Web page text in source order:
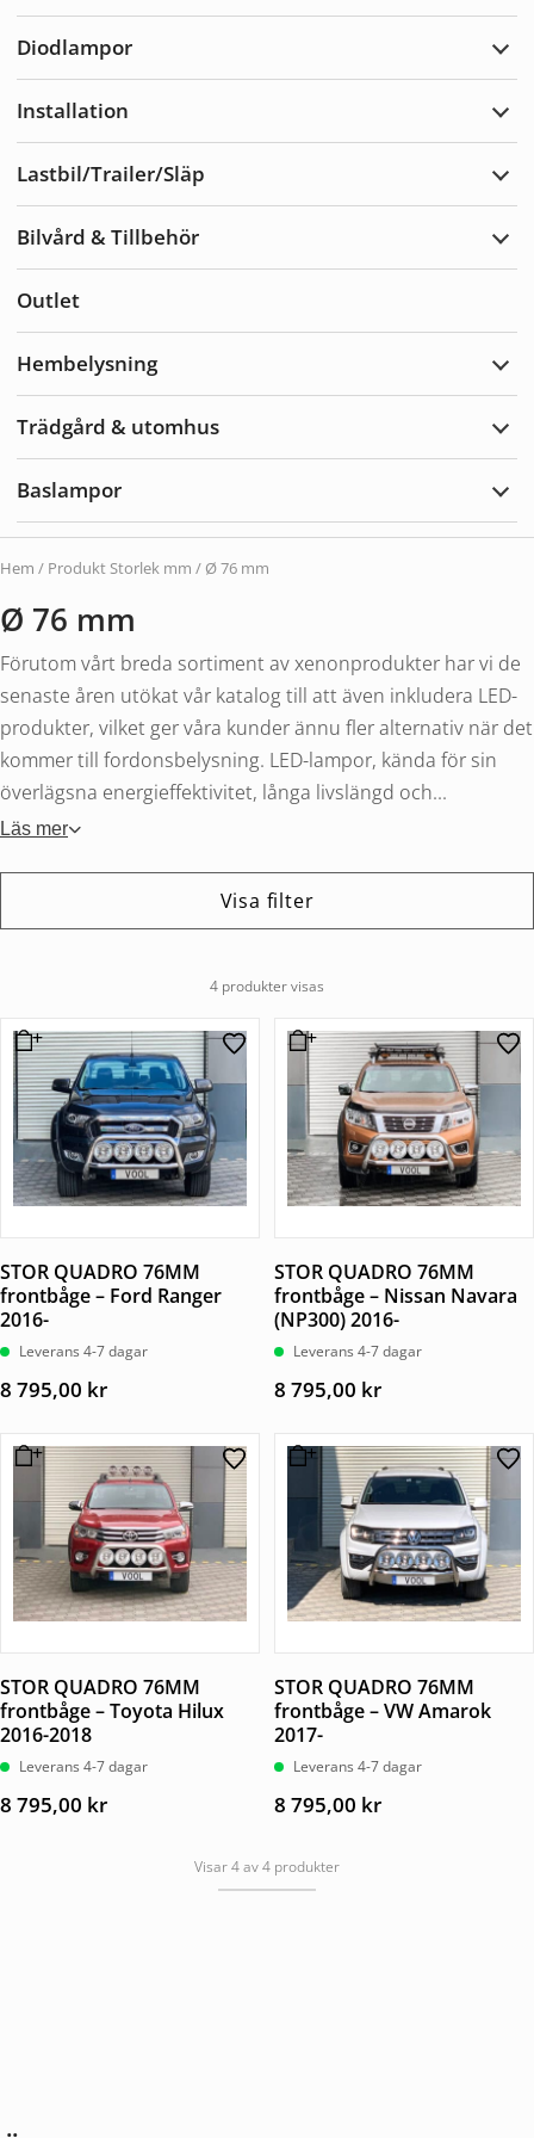
Diodlampor
Installation
Lastbil/Trailer/Släp
Bilvård & Tillbehör
Outlet
Hembelysning
Trädgård & utomhus
Baslampor
Hem / Produkt Storlek mm / Ø 76 mm
Ø 76 mm
Förutom vårt breda sortiment av xenonprodukter har vi de
senaste åren utökat vår katalog till att även inkludera LED-
produkter, vilket ger våra kunder ännu fler alternativ när det
kommer till fordonsbelysning. LED-lampor, kända för sin
överlägsna energieffektivitet, långa livslängd och...
Läs mer
Visa filter
4 produkter visas
STOR QUADRO 76MM
frontbåge – Ford Ranger
2016-
Leverans 4-7 dagar
8 795,00 kr
STOR QUADRO 76MM
frontbåge – Nissan Navara
(NP300) 2016-
Leverans 4-7 dagar
8 795,00 kr
STOR QUADRO 76MM
frontbåge – Toyota Hilux
2016-2018
Leverans 4-7 dagar
8 795,00 kr
STOR QUADRO 76MM
frontbåge – VW Amarok
2017-
Leverans 4-7 dagar
8 795,00 kr
Visar 4 av 4 produkter